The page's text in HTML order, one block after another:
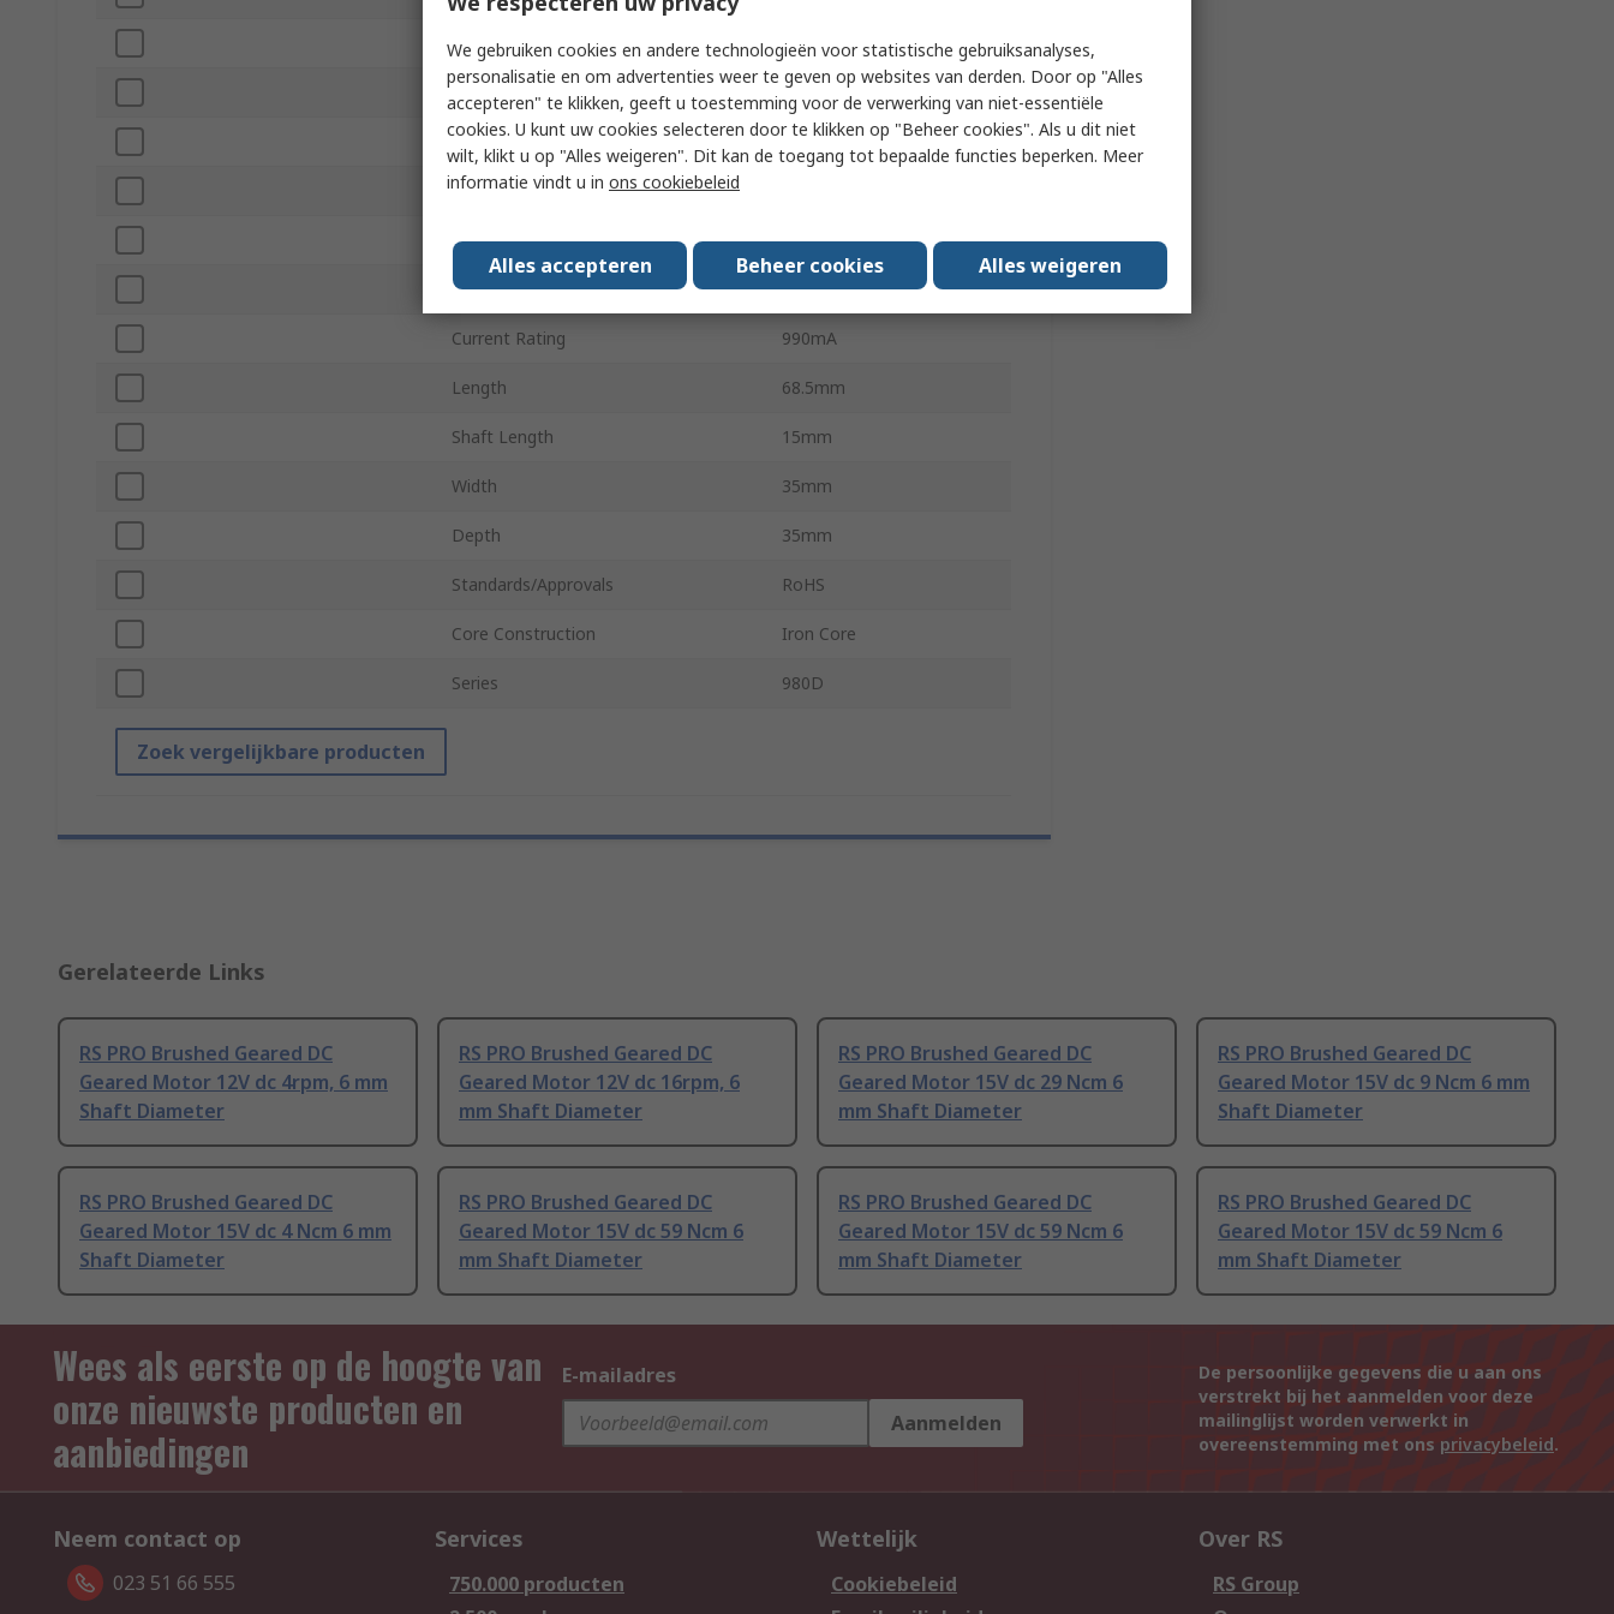
Shaft Diameter 6mm
Maximum Output Torque 59Ncm
Mount Type Screw
Gearhead Type
Gear Ratio 156:1
Material Metal
Current Rating 990mA
Length 68.5mm
Shaft Length 15mm
Width 35mm
Depth 35mm
Standards/Approvals RoHS
Core Construction Iron Core
Series 980D
Zoek vergelijkbare producten
Gerelateerde Links
RS PRO Brushed Geared DC
Geared Motor 12V dc 4rpm, 6 mm
Shaft Diameter
RS PRO Brushed Geared DC
Geared Motor 12V dc 16rpm, 6
mm Shaft Diameter
RS PRO Brushed Geared DC
Geared Motor 15V dc 29 Ncm 6
mm Shaft Diameter
RS PRO Brushed Geared DC
Geared Motor 15V dc 9 Ncm 6 mm
Shaft Diameter
RS PRO Brushed Geared DC
Geared Motor 15V dc 4 Ncm 6 mm
Shaft Diameter
RS PRO Brushed Geared DC
Geared Motor 15V dc 59 Ncm 6
mm Shaft Diameter
RS PRO Brushed Geared DC
Geared Motor 15V dc 59 Ncm 6
mm Shaft Diameter
RS PRO Brushed Geared DC
Geared Motor 15V dc 59 Ncm 6
mm Shaft Diameter
Wees als eerste op de hoogte van
onze nieuwste producten en
aanbiedingen
E-mailadres
Aanmelden
De persoonlijke gegevens die u aan ons
verstrekt bij het aanmelden voor deze
mailinglijst worden verwerkt in
overeenstemming met ons privacybeleid.
Neem contact op
023 51 66 555
Services
750.000 producten
Wettelijk
Cookiebeleid
Over RS
RS Group
We gebruiken cookies en andere technologieën voor statistische gebruiksanalyses,
personalisatie en om advertenties weer te geven op websites van derden. Door op "Alles
accepteren" te klikken, geeft u toestemming voor de verwerking van niet-essentiële
cookies. U kunt uw cookies selecteren door te klikken op "Beheer cookies". Als u dit niet
wilt, klikt u op "Alles weigeren". Dit kan de toegang tot bepaalde functies beperken. Meer
informatie vindt u in ons cookiebeleid
Alles accepteren Beheer cookies Alles weigeren